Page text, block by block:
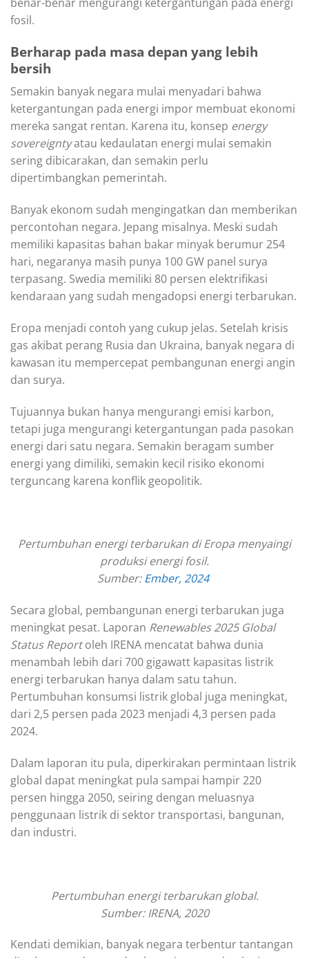
fosil.
Berharap pada masa depan yang lebih
bersih
Semakin banyak negara mulai menyadari bahwa
ketergantungan pada energi impor membuat ekonomi
mereka sangat rentan. Karena itu, konsep energy
sovereigntyatau kedaulatan energi mulai semakin
sering dibicarakan, dan semakin perlu
dipertimbangkan pemerintah.
Banyak ekonom sudah mengingatkan dan memberikan
percontohan negara. Jepang misalnya. Meski sudah
memiliki kapasitas bahan bakar minyak berumur 254
hari, negaranya masih punya 100 GW panel surya
terpasang. Swedia memiliki 80 persen elektrifikasi
kendaraan yang sudah mengadopsi energi terbarukan.
Eropa menjadi contoh yang cukup jelas. Setelah krisis
gas akibat perang Rusia dan Ukraina, banyak negara di
kawasan itu mempercepat pembangunan energi angin
dan surya.
Tujuannya bukan hanya mengurangi emisi karbon,
tetapi juga mengurangi ketergantungan pada pasokan
energi dari satu negara. Semakin beragam sumber
energi yang dimiliki, semakin kecil risiko ekonomi
terguncang karena konflik geopolitik.
Pertumbuhan energi terbarukan di Eropa menyaingi
produksi energi fosil.
Sumber:Ember, 2024
Secara global, pembangunan energi terbarukan juga
meningkat pesat. Laporan Renewables 2025 Global
Status Reportoleh IRENA mencatat bahwa dunia
menambah lebih dari 700 gigawatt kapasitas listrik
energi terbarukan hanya dalam satu tahun.
Pertumbuhan konsumsi listrik global juga meningkat,
dari 2,5 persen pada 2023 menjadi 4,3 persen pada
2024.
Dalam laporan itu pula, diperkirakan permintaan listrik
global dapat meningkat pula sampai hampir 220
persen hingga 2050, seiring dengan meluasnya
penggunaan listrik di sektor transportasi, bangunan,
dan industri.
Pertumbuhan energi terbarukan global.
Sumber: IRENA, 2020
Kendati demikian, banyak negara terbentur tantangan